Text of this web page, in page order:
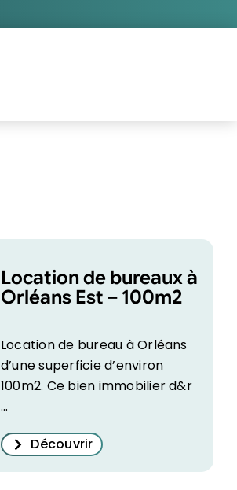
Location de bureaux à
Orléans Est – 100m2
Location de bureau à Orléans
d’une superficie d’environ
100m2. Ce bien immobilier d&r
...
Découvrir